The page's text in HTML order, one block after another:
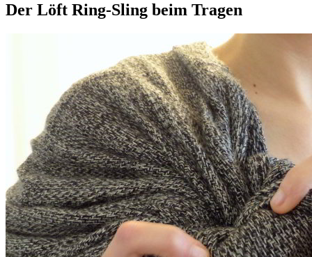
Der Löft Ring-Sling beim Tragen